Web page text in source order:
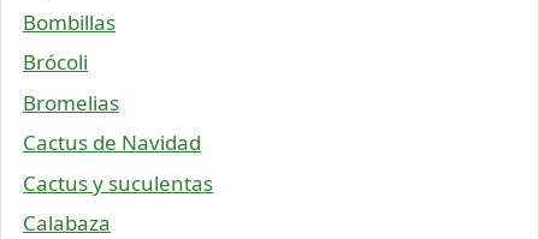
Bombillas
Brócoli
Bromelias
Cactus de Navidad
Cactus y suculentas
Calabaza